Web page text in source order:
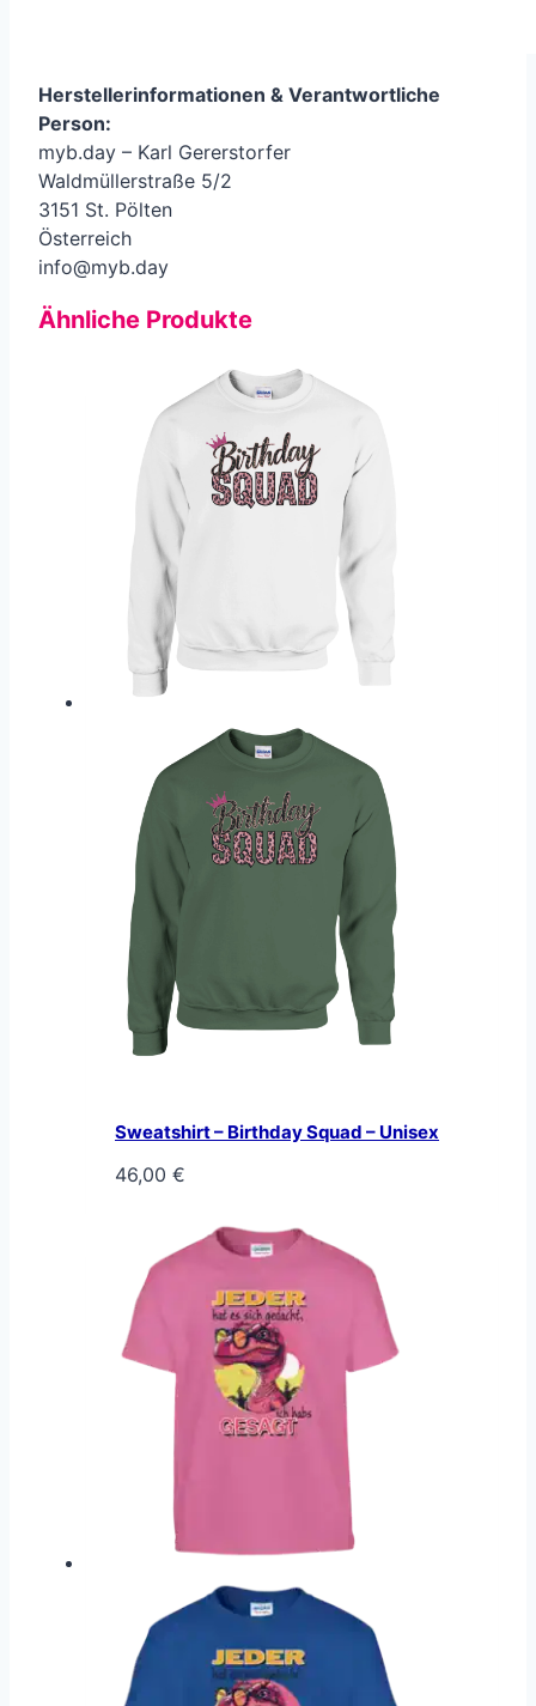
Herstellerinformationen & Verantwortliche
Person:
myb.day – Karl Gererstorfer
Waldmüllerstraße 5/2
3151 St. Pölten
Österreich
info@myb.day
Ähnliche Produkte
Sweatshirt – Birthday Squad – Unisex
46,00 €